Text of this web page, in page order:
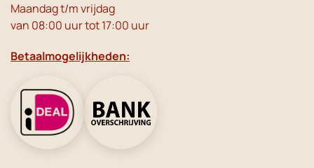
Maandag t/m vrijdag
van 08:00 uur tot 17:00 uur
Betaalmogelijkheden: